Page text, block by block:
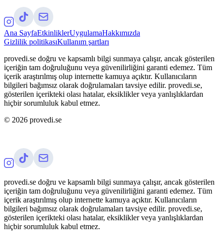
Ana SayfaEtkinliklerUygulamaHakkımızda
Gizlilik politikasıKullanım şartları
provedi.se doğru ve kapsamlı bilgi sunmaya çalışır, ancak gösterilen
içeriğin tam doğruluğunu veya güvenilirliğini garanti edemez. Tüm
içerik araştırılmış olup internette kamuya açıktır. Kullanıcıların
bilgileri bağımsız olarak doğrulamaları tavsiye edilir. provedi.se,
gösterilen içerikteki olası hatalar, eksiklikler veya yanlışlıklardan
hiçbir sorumluluk kabul etmez.
© 2026 provedi.se
provedi.se doğru ve kapsamlı bilgi sunmaya çalışır, ancak gösterilen
içeriğin tam doğruluğunu veya güvenilirliğini garanti edemez. Tüm
içerik araştırılmış olup internette kamuya açıktır. Kullanıcıların
bilgileri bağımsız olarak doğrulamaları tavsiye edilir. provedi.se,
gösterilen içerikteki olası hatalar, eksiklikler veya yanlışlıklardan
hiçbir sorumluluk kabul etmez.